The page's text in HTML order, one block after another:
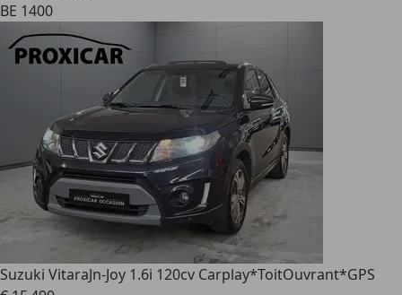
BE 1400
Suzuki VitaraJn-Joy 1.6i 120cv Carplay*ToitOuvrant*GPS